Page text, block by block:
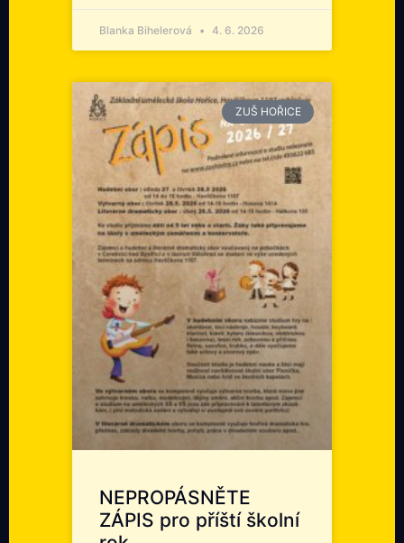
Blanka Bihelerová 4. 6. 2026
ZUŠ HOŘICE
NEPROPÁSNĚTE
ZÁPIS pro příští školní